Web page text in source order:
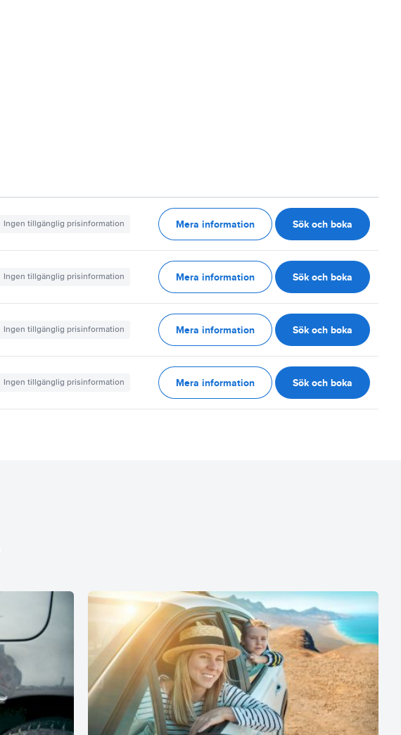
Ingen tillgänglig prisinformation Mera information Sök och boka
Ingen tillgänglig prisinformation Mera information Sök och boka
Ingen tillgänglig prisinformation Mera information Sök och boka
Ingen tillgänglig prisinformation Mera information Sök och boka